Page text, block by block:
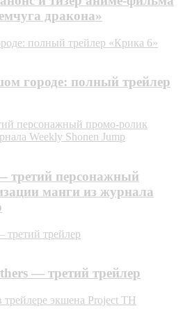
дракона»
полный трейлер «Крика 6»
городе: полный трейлер
пepcoнaжный пpoмo-poлик
Weekly Shonen Jump
третий пepcoнaжный
мaнги из жypнaлa
третий трейлер
— третий трейлер
экшена Project TH